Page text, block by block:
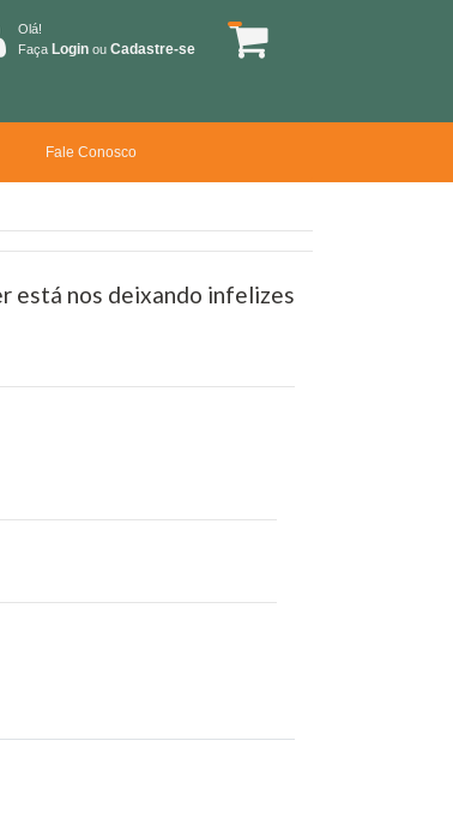
Olá!
Faça Login ou Cadastre-se
Fale Conosco
está nos deixando infelizes